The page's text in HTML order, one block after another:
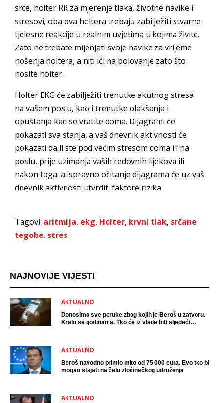
srce, holter RR za mjerenje tlaka, životne navike i
stresovi, oba ova holtera trebaju zabilježiti stvarne
tjelesne reakcije u realnim uvjetima u kojima živite.
Zato ne trebate mijenjati svoje navike za vrijeme
nošenja holtera, a niti ići na bolovanje zato što
nosite holter.
Holter EKG će zabilježiti trenutke akutnog stresa
na vašem poslu, kao i trenutke olakšanja i
opuštanja kad se vratite doma. Dijagrami će
pokazati sva stanja, a vaš dnevnik aktivnosti će
pokazati da li ste pod većim stresom doma ili na
poslu, prije uzimanja vaših redovnih lijekova ili
nakon toga. a ispravno očitanje dijagrama će uz vaš
dnevnik aktivnosti utvrditi faktore rizika.
Tagovi: aritmija, ekg, Holter, krvni tlak, srčane
tegobe, stres
NAJNOVIJE VIJESTI
AKTUALNO
Donosimo sve poruke zbog kojih je Beroš u zatvoru.
Kralo se godinama. Tko će iz vlade biti sljedeći
AKTUALNO
Beroš navodno primio mito od 75 000 eura. Evo tko bi
mogao stajati na čelu zločinačkog udruženja
AKTUALNO